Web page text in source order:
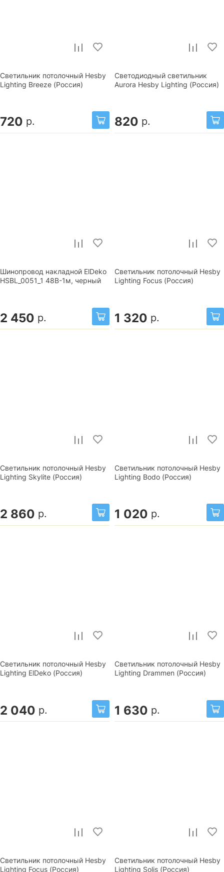
Светильник потолочный Hesby
Lighting Breeze (Россия)
720 р.
Светодиодный светильник
Aurora Hesby Lighting (Россия)
820 р.
Шинопровод накладной ElDeko
HSBL_0051_1 48В-1м, черный
2 450 р.
Светильник потолочный Hesby
Lighting Focus (Россия)
1 320 р.
Светильник потолочный Hesby
Lighting Skylite (Россия)
2 860 р.
Светильник потолочный Hesby
Lighting Bodo (Россия)
1 020 р.
Светильник потолочный Hesby
Lighting ElDeko (Россия)
2 040 р.
Светильник потолочный Hesby
Lighting Drammen (Россия)
1 630 р.
Светильник потолочный Hesby
Lighting Focus (Россия)
Светильник потолочный Hesby
Lighting Solis (Россия)